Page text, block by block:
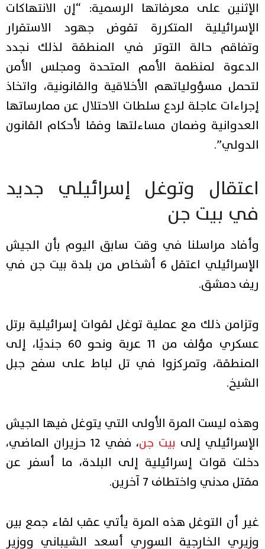
الإثنين على معرفاتها الرسمية: “إن الانتهاكات
الإسرائيلية المتكررة تقوض جهود الاستقرار
وتفاقم حالة التوتر في المنطقة لذلك نجدد
الدعوة لمنظمة الأمم المتحدة ومجلس الأمن
لتحمل مسؤولياتهم الأخلاقية والقانونية، واتخاذ
إجراءات عاجلة لردع سلطات الاحتلال عن ممارساتها
العدوانية وضمان مساءلتها وفقا لأحكام القانون
الدولي”.
اعتقال وتوغل إسرائيلي جديد
في بيت جن
وأفاد مراسلنا في وقت سابق اليوم بأن الجيش
الإسرائيلي اعتقل 6 أشخاص من بلدة بيت جن في
ريف دمشق.
وتزامن ذلك مع عملية توغل لقوات إسرائيلية برتل
عسكري مؤلف من 11 عربة ونحو 60 جنديًا، إلى
المنطقة، وتمركزوا في تل لباط على سفح جبل
الشيخ.
وهذه ليست المرة الأولى التي يتوغل فيها الجيش
الإسرائيلي إلى بيت جن
، ففي 12 حزيران الماضي،
دخلت قوات إسرائيلية إلى البلدة، ما أسفر عن
مقتل مدني واختطاف 7 آخرين.
غير أن التوغل هذه المرة يأتي عقب لقاء جمع بين
وزيري الخارجية السوري أسعد الشيباني ووزير